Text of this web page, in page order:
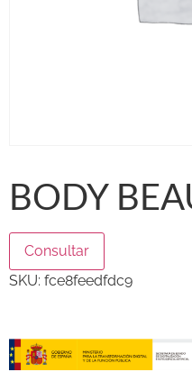
BODY
Consultar
SKU: fce8feedfdc9